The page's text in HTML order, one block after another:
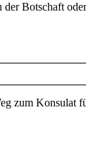
Botschaft
zum